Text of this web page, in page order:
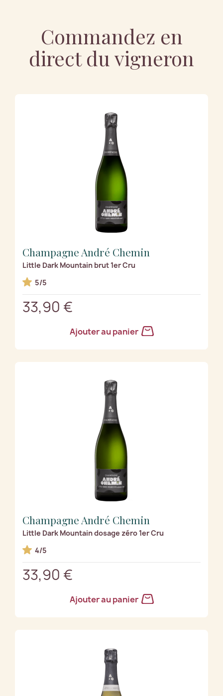
Commandez en
direct du vigneron
Champagne André Chemin
Little Dark Mountain brut 1er Cru
5/5
33,90 €
Ajouter au panier
Champagne André Chemin
Little Dark Mountain dosage zéro 1er Cru
4/5
33,90 €
Ajouter au panier